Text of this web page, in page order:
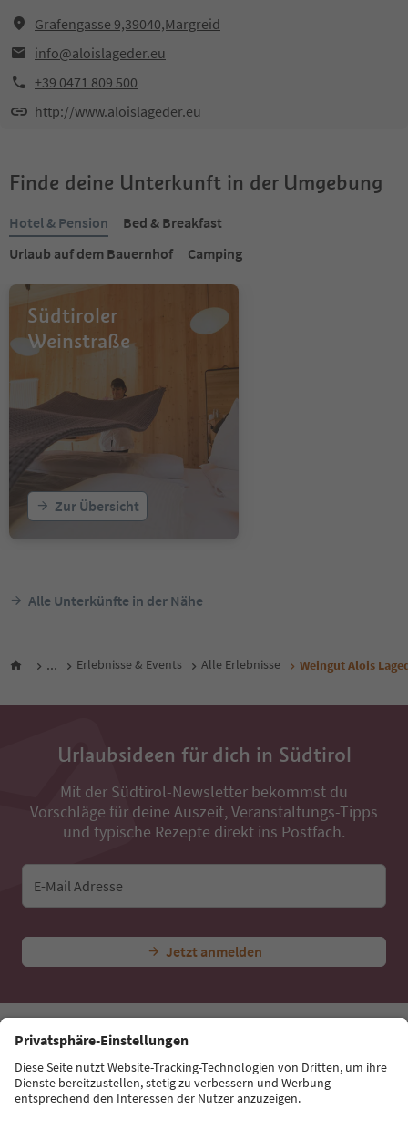
Grafengasse 9,39040,Margreid
info@aloislageder.eu
+39 0471 809 500
http://www.aloislageder.eu
Finde deine Unterkunft in der Umgebung
Hotel & Pension
Bed & Breakfast
Urlaub auf dem Bauernhof
Camping
Südtiroler
Weinstraße
Zur Übersicht
Alle Unterkünfte in der Nähe
... Erlebnisse & Events Alle Erlebnisse Weingut Alois
Urlaubsideen für dich in Südtirol
Mit der Südtirol-Newsletter bekommst du
Vorschläge für deine Auszeit, Veranstaltungs-Tipps
und typische Rezepte direkt ins Postfach.
E-Mail Adresse
Jetzt anmelden